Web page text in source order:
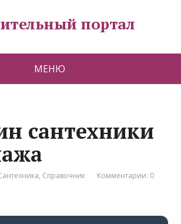
портал
МЕНЮ
сантехники
, Справочник Комментарии: 0